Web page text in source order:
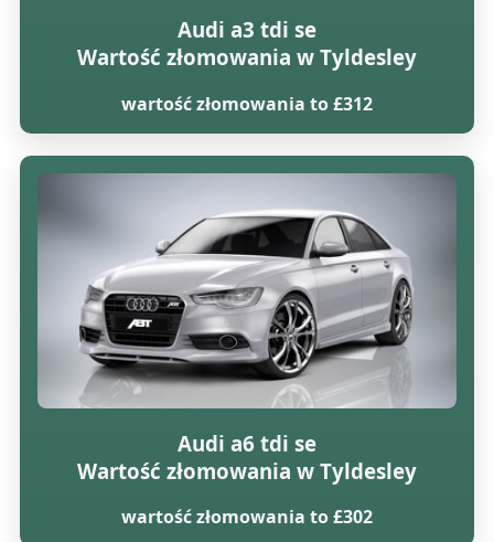
Audi a3 tdi se
Wartość złomowania w Tyldesley
wartość złomowania to £312
Audi a6 tdi se
Wartość złomowania w Tyldesley
wartość złomowania to £302